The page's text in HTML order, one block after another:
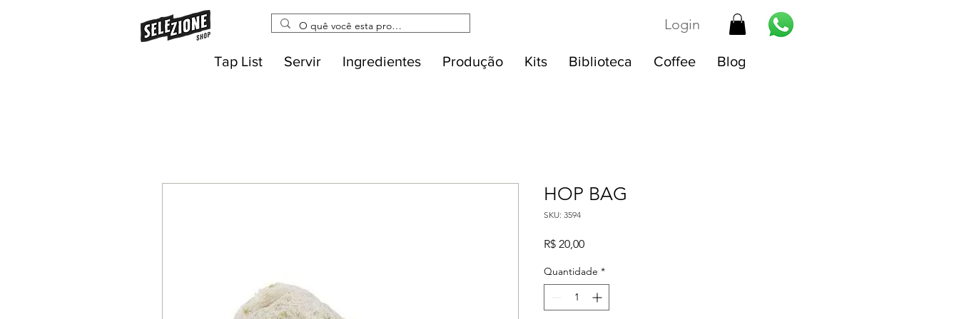
Login
Tap List Servir Ingredientes Produção Kits Biblioteca Coffee Blog
HOP BAG
SKU: 3594
R$ 20,00Preço
Quantidade *